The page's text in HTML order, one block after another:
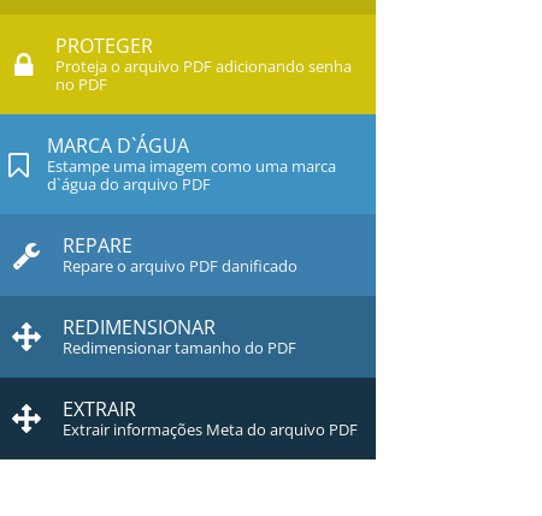
PROTEGER
Proteja o arquivo PDF adicionando senha
no PDF
MARCA D`ÁGUA
Estampe uma imagem como uma marca
d`água do arquivo PDF
REPARE
Repare o arquivo PDF danificado
REDIMENSIONAR
Redimensionar tamanho do PDF
EXTRAIR
Extrair informações Meta do arquivo PDF